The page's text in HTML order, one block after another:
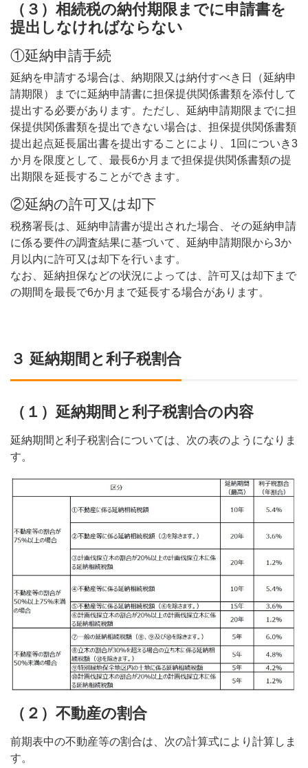
（３）相続税の納付期限までに申請書を
提出しなければならない
①延納申請手続
延納を申請する場合は、納期限又は納付すべき日（延納申
請期限）までに延納申請書に担保提供関係書類を添付して
提出する必要があります。ただし、延納申請期限までに担
保提供関係書類を提出できない場合は、担保提供関係書類
提出起点延長届出書を提出することにより、1回についき3
か月を限度として、最長6か月まで担保提供関係書類の提
出期限を延長することができます。
②延納の許可又は却下
税務署長は、延納申請書が提出された場合、その延納申請
に係る要件の調査結果に基づいて、延納申請期限から3か
月以内に許可又は却下を行います。
なお、延納担保などの状況によっては、許可又は却下まで
の期間を最長で6か月まで延長する場合があります。
３ 延納期間と利子税割合
（１）延納期間と利子税割合の内容
延納期間と利子税割合については、次の表のようになりま
す。
（２）不動産の割合
前期表中の不動産等の割合は、次の計算式により計算しま
す。